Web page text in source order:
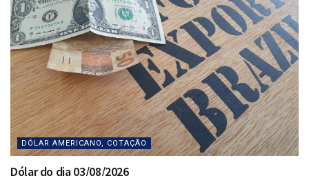
DÓLAR AMERICANO, COTAÇÃO
Dólar do dia 03/08/2026